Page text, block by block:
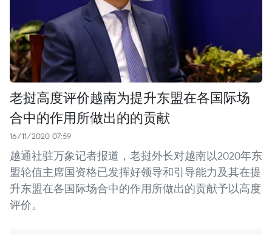
老挝高度评价越南为提升东盟在各国际场
合中的作用所做出的的贡献
16/11/2020 07:59
越通社驻万象记者报道，老挝外长对越南以2020年东
盟轮值主席国资格已发挥好领导和引导能力及其在提
升东盟在各国际场合中的作用所做出的贡献予以高度
评价。